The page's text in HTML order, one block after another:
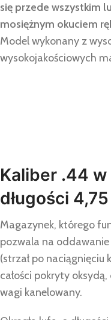
się przede wszystkim
mosiężnym okuciem
Model wykonany z
wysokojakościowych
Kaliber .44 w
długości
Magazynek, którego
pozwala na
(strzał po naciągnięciu
całości pokryty
wagi kanelowany.